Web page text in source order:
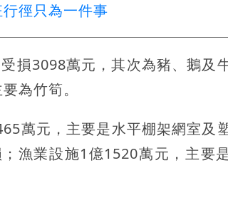
徑只為一件事
損3098萬元，其次為豬、鵝及
為竹筍。
萬元，主要是水平棚架網室及
漁業設施1億1520萬元，主要